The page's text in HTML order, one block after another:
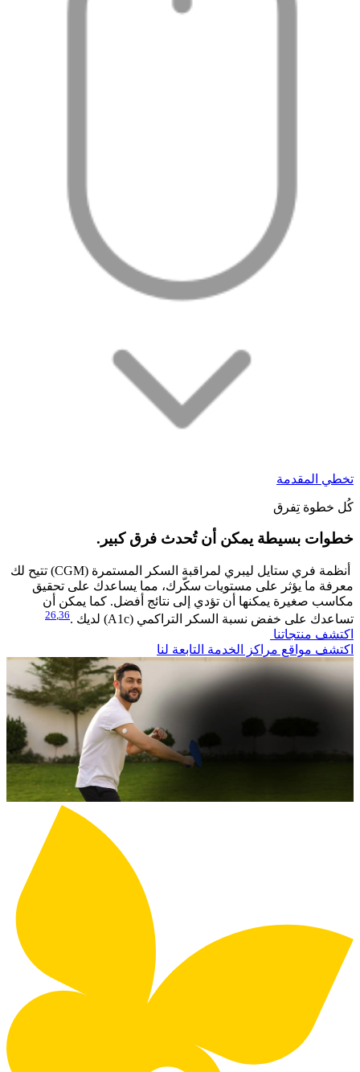
تخطي المقدمة
كُل خطوة تِفرق
خطوات بسيطة يمكن أن تُحدث فرق كبير.​
أنظمة فري ستايل ليبري لمراقبة السكر المستمرة (CGM) تتيح لك
معرفة ما يؤثر على مستويات سكّرك، مما يساعدك على تحقيق
مكاسب صغيرة يمكنها أن تؤدي إلى نتائج أفضل. كما يمكن أن
تساعدك على خفض نسبة السكر التراكمي (A1c) لديك .
26 36
اكتشف منتجاتنا
اكتشف مواقع مراكز الخدمة التابعة لنا​